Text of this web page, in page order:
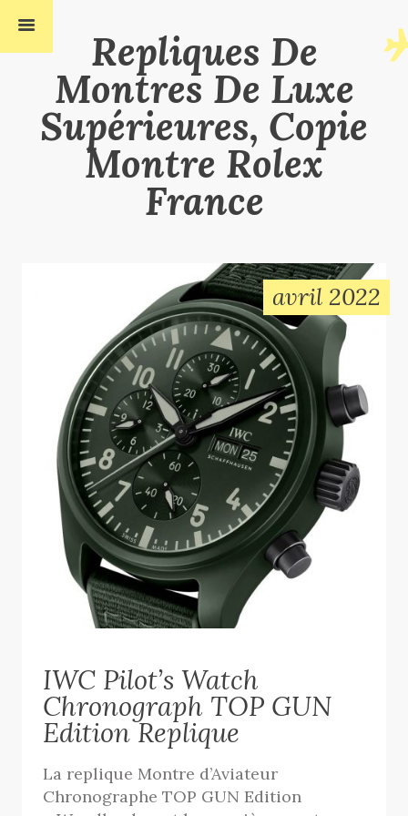
Repliques De
Montres De Luxe
Supérieures, Copie
Montre Rolex
France
avril 2022
IWC Pilot’s Watch
Chronograph TOP GUN
Edition Replique
La replique Montre d’Aviateur
Chronographe TOP GUN Edition